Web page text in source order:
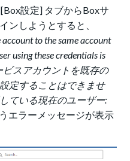
設定] タブからBoxサ
ンしようとすると、
account to the same account
using these credentials is
ビスアカウントを既存の
定することはできませ
ている現在のユーザー:
エラーメッセージが表示